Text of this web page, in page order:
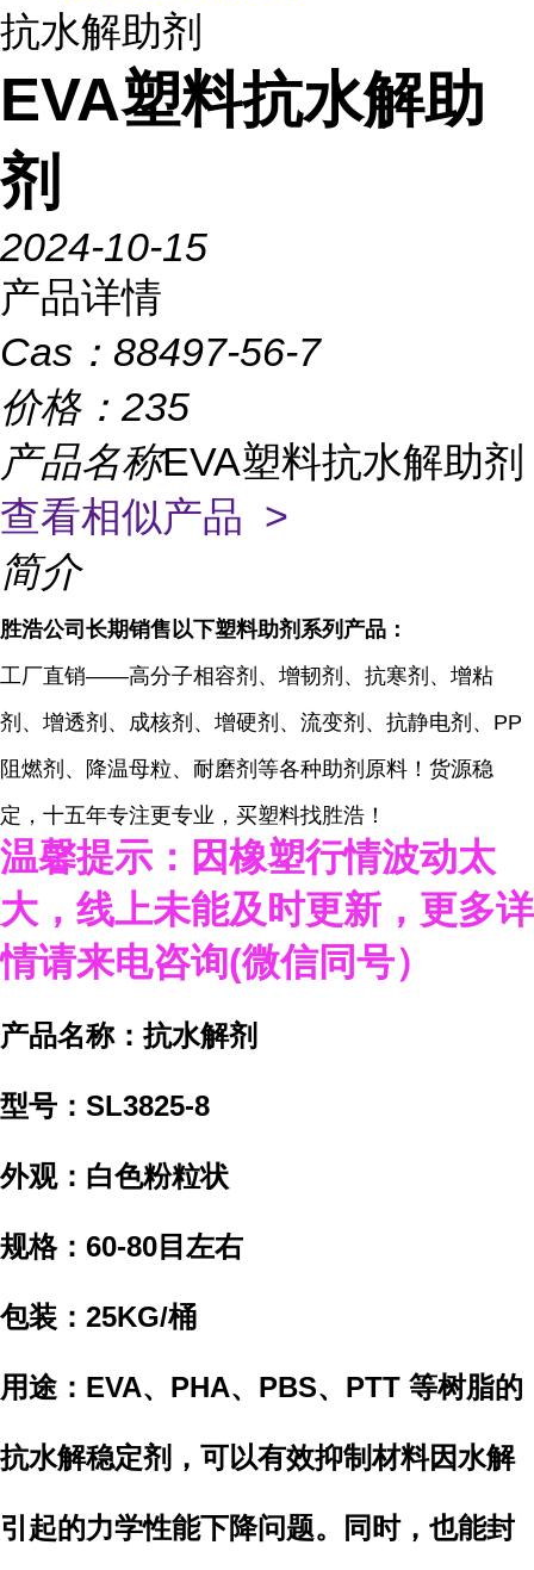
抗水解助剂
EVA塑料抗水解助
剂
2024-10-15
产品详情
Cas： 88497-56-7
价格： 235
产品名称EVA塑料抗水解助剂
查看相似产品 >
简介
胜浩公司 长期销售以下塑料助剂系列 产品 ：
工厂直销——高分子相容剂、增韧剂、抗寒剂、增粘
剂、增透剂、成核剂、增硬剂、流变剂、抗静电剂、PP
阻燃剂、降温母粒、耐磨剂等各种助剂原料！货源稳
定，十五年专注更专业，买塑料找胜浩！
温馨提示：因橡塑行情波动太
大，线上未能及时更新， 更多详
情请来电咨询(微信同号）
产品名称：抗水解剂
型号： SL3825-8
外观：白色粉粒状
规格：60-80目左右
包装：25KG/桶
用途： EVA、PHA、PBS、PTT 等树脂的
抗水解稳定剂，可以有效抑制材料因水解
引起的力学性能下降问题。同时，也能封